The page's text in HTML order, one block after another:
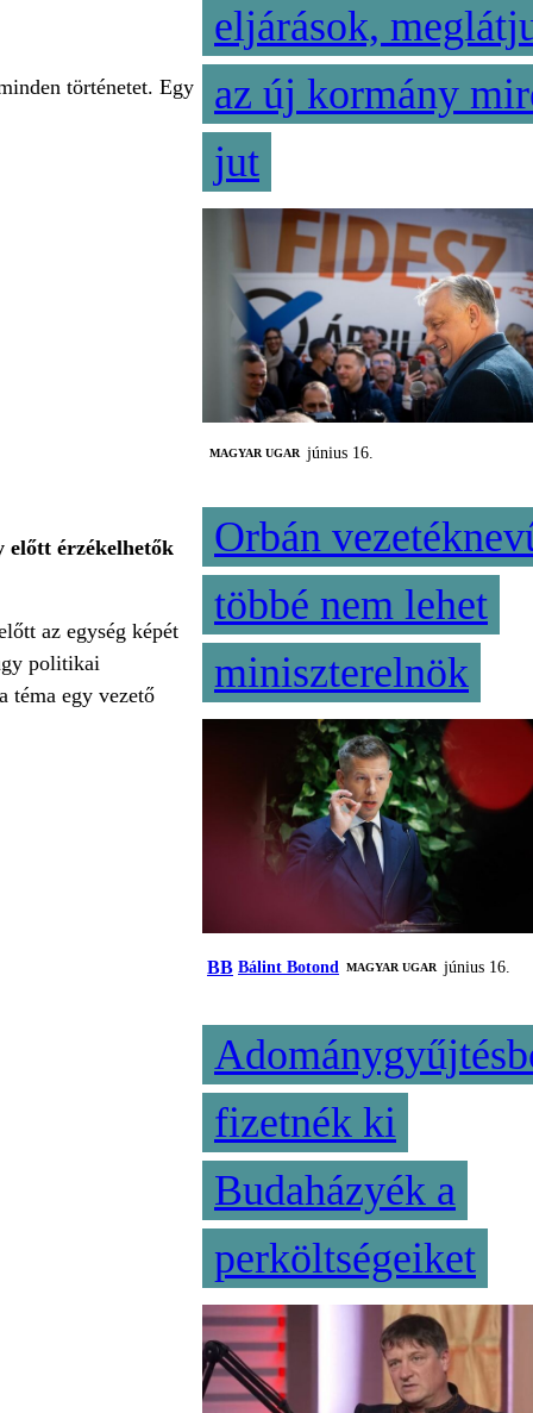
történetet. Egy
előtt érzékelhetők
az egység képét
politikai
téma egy vezető
eljárások,
az új kormány
jut
MAGYAR UGAR június 16.
Orbán
többé nem lehet
miniszterelnök
BB Bálint Botond MAGYAR UGAR június 16.
fizetnék ki
Budaházyék a
perköltségeiket